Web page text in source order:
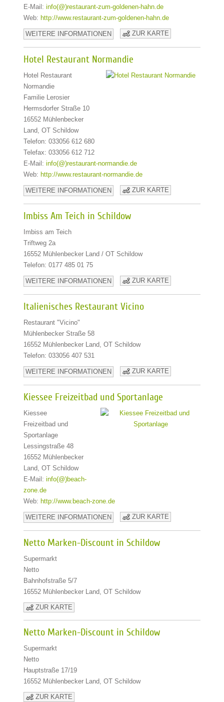
E-Mail: info(@)restaurant-zum-goldenen-hahn.de
Web: http://www.restaurant-zum-goldenen-hahn.de
WEITERE INFORMATIONEN ZUR KARTE
Hotel Restaurant Normandie
Hotel Restaurant
Normandie
Familie Lerosier
Hermsdorfer Straße 10
16552 Mühlenbecker
Land, OT Schildow
Telefon: 033056 612 680
Telefax: 033056 612 712
E-Mail: info(@)restaurant-normandie.de
Web: http://www.restaurant-normandie.de
WEITERE INFORMATIONEN ZUR KARTE
Imbiss Am Teich in Schildow
Imbiss am Teich
Triftweg 2a
16552 Mühlenbecker Land / OT Schildow
Telefon: 0177 485 01 75
WEITERE INFORMATIONEN ZUR KARTE
Italienisches Restaurant Vicino
Restaurant "Vicino"
Mühlenbecker Straße 58
16552 Mühlenbecker Land, OT Schildow
Telefon: 033056 407 531
WEITERE INFORMATIONEN ZUR KARTE
Kiessee Freizeitbad und Sportanlage
Kiessee
Freizeitbad und
Sportanlage
Lessingstraße 48
16552 Mühlenbecker
Land, OT Schildow
E-Mail: info(@)beach-
zone.de
Web: http://www.beach-zone.de
WEITERE INFORMATIONEN ZUR KARTE
Netto Marken-Discount in Schildow
Supermarkt
Netto
Bahnhofstraße 5/7
16552 Mühlenbecker Land, OT Schildow
ZUR KARTE
Netto Marken-Discount in Schildow
Supermarkt
Netto
Hauptstraße 17/19
16552 Mühlenbecker Land, OT Schildow
ZUR KARTE